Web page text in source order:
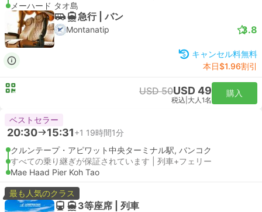
メーハード タオ島
急行 | バン
Montanatip 3.8
キャンセル料無料
本日$1.96割引
USD 50USD 49
税込 大人1名
購入
ベストセラー
20:30 15:31+1 19時間1分
クルンテープ・アピワット中央ターミナル駅, バンコク
すべての乗り継ぎが保証されています | 列車+フェリー
Mae Haad Pier Koh Tao
最も人気のクラス
3等座席 | 列車